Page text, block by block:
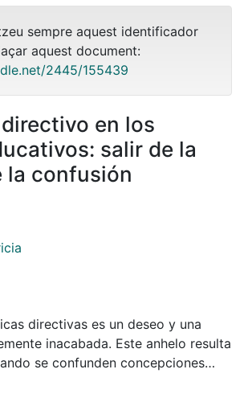
sempre aquest identificador
aquest document:
2445/155439
en los
salir de la
la confusión
directivas es un deseo y una
inacabada. Este anhelo resulta
se confunden concepciones
dirigir un centro y, más aún, si